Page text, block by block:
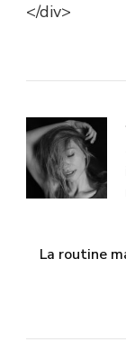
</div>
La routine